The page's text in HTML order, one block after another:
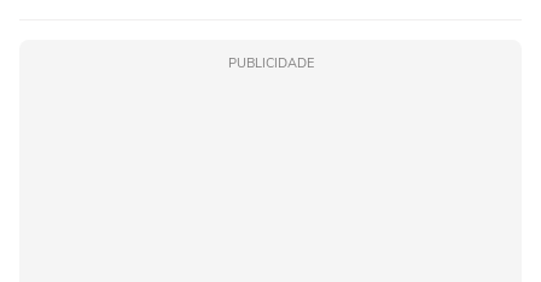
PUBLICIDADE